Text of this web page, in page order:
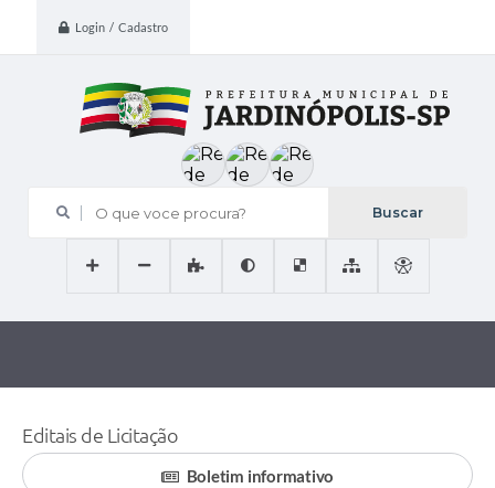
Login / Cadastro
O que voce procura?
Editais de Licitação
Boletim informativo